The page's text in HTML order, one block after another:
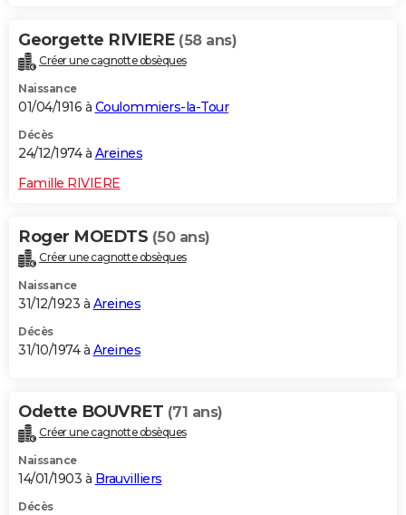
Georgette RIVIERE (58 ans)
Créer une cagnotte obsèques
Naissance
01/04/1916 à Coulommiers-la-Tour
Décès
24/12/1974 à Areines
Famille RIVIERE
Roger MOEDTS (50 ans)
Créer une cagnotte obsèques
Naissance
31/12/1923 à Areines
Décès
31/10/1974 à Areines
Odette BOUVRET (71 ans)
Créer une cagnotte obsèques
Naissance
14/01/1903 à Brauvilliers
Décès